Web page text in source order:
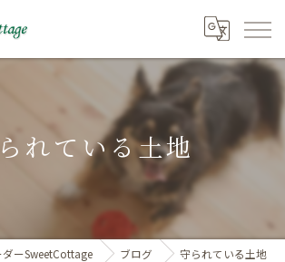
れている土地
ーSweetCottage ブログ 守られている土地